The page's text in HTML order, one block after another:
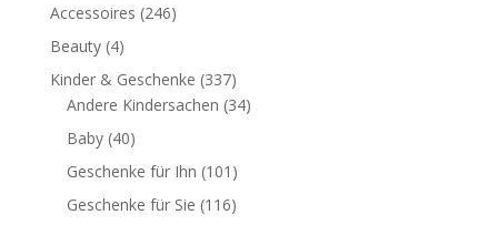
Accessoires (246)
Beauty (4)
Kinder & Geschenke (337)
Andere Kindersachen (34)
Baby (40)
Geschenke für Ihn (101)
Geschenke für Sie (116)